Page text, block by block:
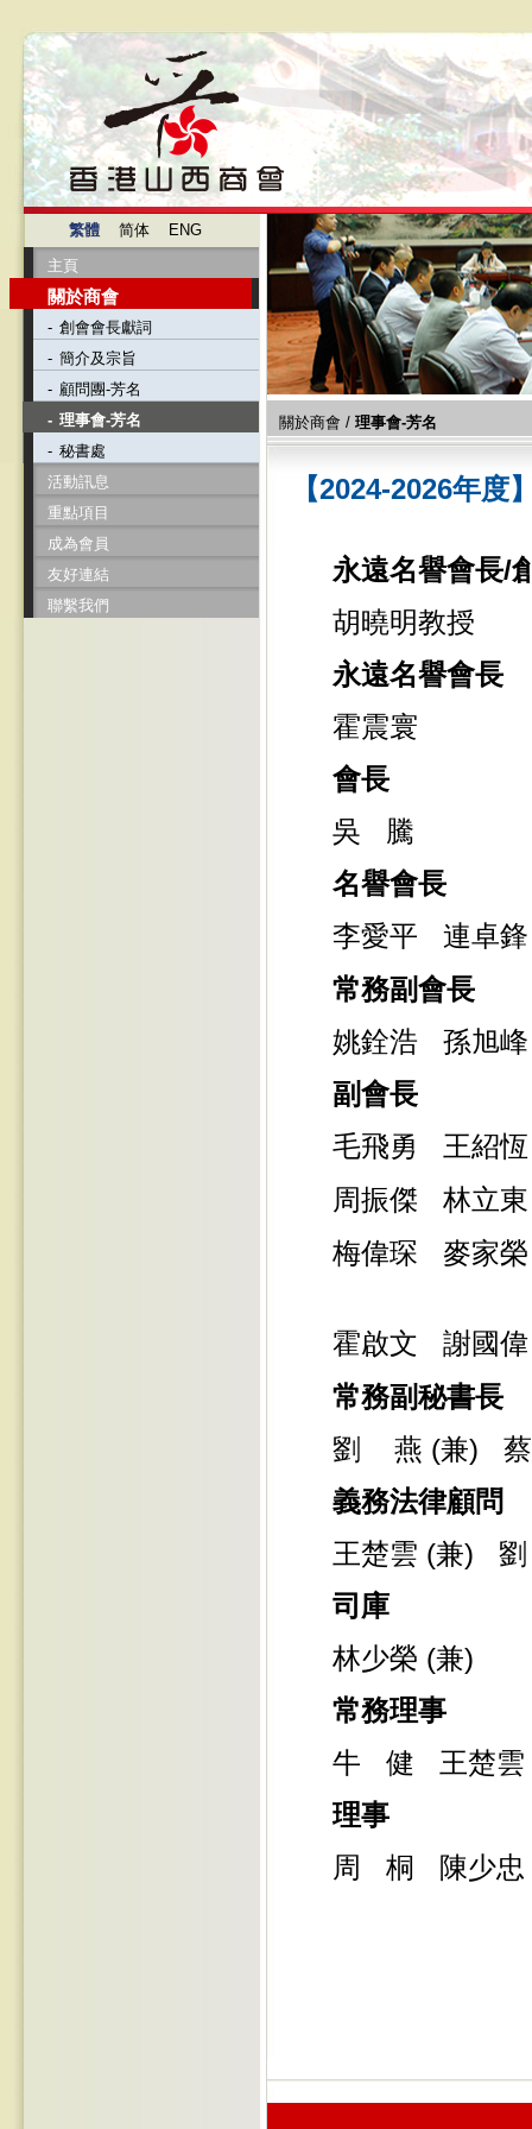
繁體 简体
ENG
主頁
關於商會
- 創會會長獻詞
- 簡介及宗旨
- 顧問團-芳名
- 理事會-芳名
- 秘書處
活動訊息
重點項目
成為會員
友好連結
聯繫我們
關於商會 / 理事會-芳名
【2024-2026年度
永遠名譽會長/
胡曉明教授
永遠名譽會長
霍震寰
會長
吳 騰
名譽會長
李愛平 連卓鋒
常務副會長
姚銓浩 孫旭
副會長
毛飛勇 王紹
周振傑 林立東
梅偉琛 麥家
霍啟文 謝國偉
常務副秘書長
劉 燕 (兼) 蔡
義務法律顧問
王楚雲 (兼)
司庫
林少榮 (兼)
常務理事
牛 健 王楚
理事
周 桐 陳少忠